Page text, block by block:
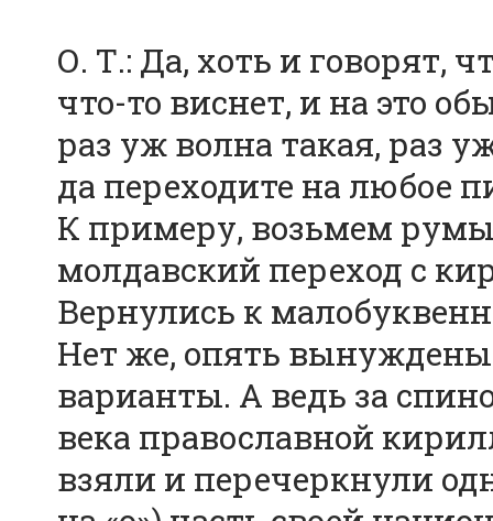
О. Т.: Да, хоть и говорят,
что-то виснет, и на это
раз уж волна такая, раз
да переходите на любое
К примеру, возьмем
молдавский переход с
Вернулись к
Нет же, опять
варианты. А ведь за
века православной
взяли и перечеркнули